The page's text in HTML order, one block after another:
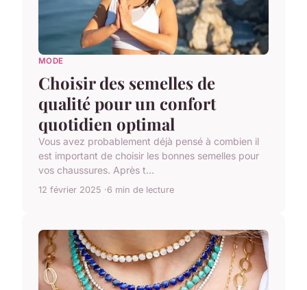
MODE
Choisir des semelles de
qualité pour un confort
quotidien optimal
Vous avez probablement déjà pensé à combien il
est important de choisir les bonnes semelles pour
vos chaussures. Après t...
12 février 2025 6 min de lecture